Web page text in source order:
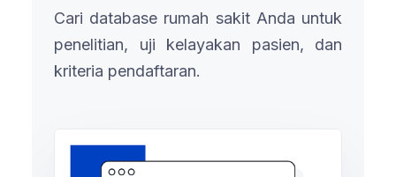
Cari database rumah sakit Anda untuk
penelitian, uji kelayakan pasien, dan
kriteria pendaftaran.